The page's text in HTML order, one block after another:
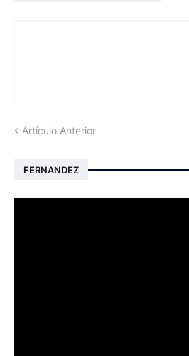
Artículo Anterior
FERNANDEZ